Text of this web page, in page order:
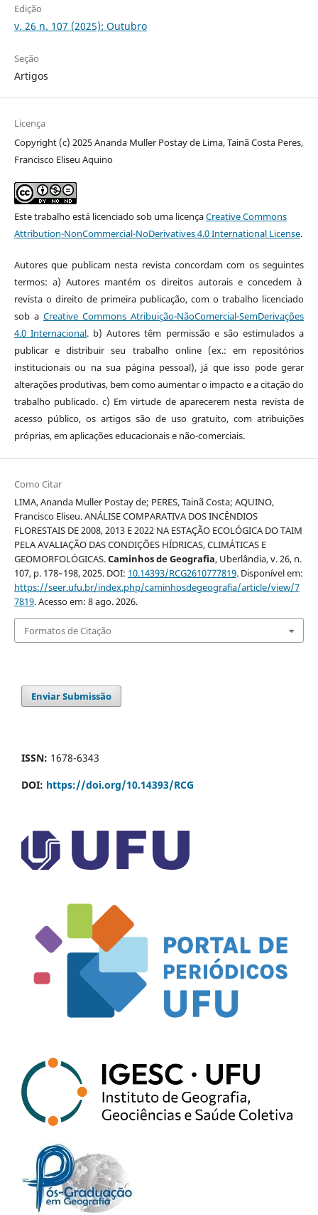
Edição
v. 26 n. 107 (2025): Outubro
Seção
Artigos
Licença
Copyright (c) 2025 Ananda Muller Postay de Lima, Tainã Costa Peres,
Francisco Eliseu Aquino
Este trabalho está licenciado sob uma licençaCreative Commons
Attribution-NonCommercial-NoDerivatives 4.0 International License.
Autores que publicam nesta revista concordam com os seguintes
termos: a) Autores mantém os direitos autorais e concedem à
revista o direito de primeira publicação, com o trabalho licenciado
sob a Creative Commons Atribuição-NãoComercial-SemDerivações
4.0 Internacional. b) Autores têm permissão e são estimulados a
publicar e distribuir seu trabalho online (ex.: em repositórios
institucionais ou na sua página pessoal), já que isso pode gerar
alterações produtivas, bem como aumentar o impacto e a citação do
trabalho publicado. c) Em virtude de aparecerem nesta revista de
acesso público, os artigos são de uso gratuito, com atribuições
próprias, em aplicações educacionais e não-comerciais.
Como Citar
LIMA, Ananda Muller Postay de; PERES, Tainã Costa; AQUINO,
Francisco Eliseu. ANÁLISE COMPARATIVA DOS INCÊNDIOS
FLORESTAIS DE 2008, 2013 E 2022 NA ESTAÇÃO ECOLÓGICA DO TAIM
PELA AVALIAÇÃO DAS CONDIÇÕES HÍDRICAS, CLIMÁTICAS E
GEOMORFOLÓGICAS.Caminhos de Geografia, Uberlândia, v. 26, n.
107, p. 178–198, 2025. DOI: 10.14393/RCG2610777819. Disponível em:
https://seer.ufu.br/index.php/caminhosdegeografia/article/view/7
7819. Acesso em: 8 ago. 2026.
Formatos de Citação
Enviar Submissão
ISSN: 1678-6343
DOI: https://doi.org/10.14393/RCG